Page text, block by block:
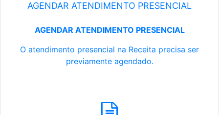
AGENDAR ATENDIMENTO PRESENCIAL
AGENDAR ATENDIMENTO PRESENCIAL
O atendimento presencial na Receita precisa ser
previamente agendado.